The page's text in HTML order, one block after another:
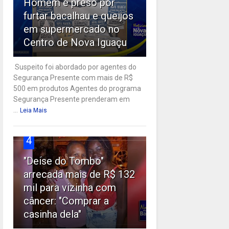
furtar bacalhau e queijos
em supermercado no
Centro de Nova Iguaçu
Suspeito foi abordado por agentes do
Segurança Presente com mais de R$
500 em produtos Agentes do programa
Segurança Presente prenderam em
Leia Mais
4
"Deise do Tombo"
arrecada mais de R$ 132
mil para vizinha com
câncer: "Comprar a
casinha dela"